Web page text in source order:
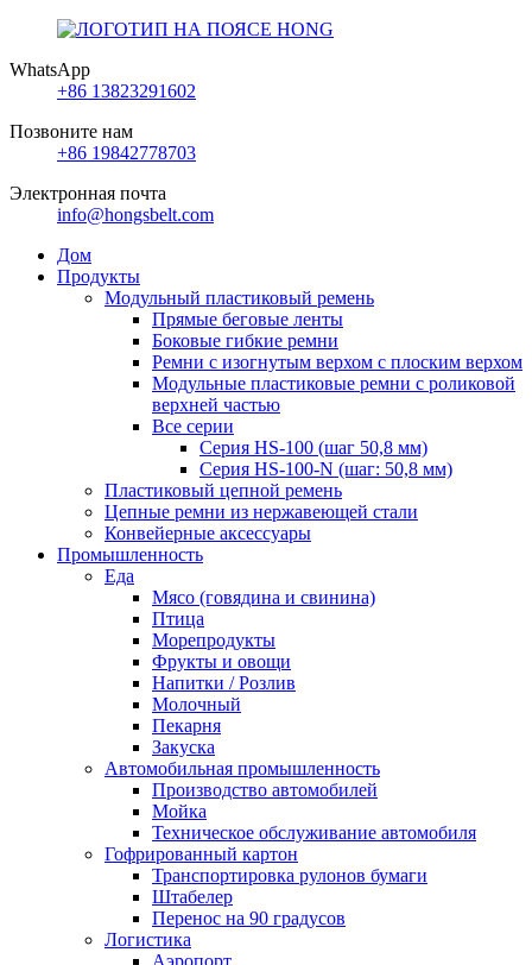
WhatsApp
+86 13823291602
Позвоните нам
+86 19842778703
Электронная почта
info@hongsbelt.com
Дом
Продукты
Модульный пластиковый ремень
Прямые беговые ленты
Боковые гибкие ремни
Ремни с изогнутым верхом с плоским верхом
Модульные пластиковые ремни с роликовой
верхней частью
Все серии
Серия HS-100 (шаг 50,8 мм)
Серия HS-100-N (шаг: 50,8 мм)
Пластиковый цепной ремень
Цепные ремни из нержавеющей стали
Конвейерные аксессуары
Промышленность
Еда
Мясо (говядина и свинина)
Птица
Морепродукты
Фрукты и овощи
Напитки / Розлив
Молочный
Пекарня
Закуска
Автомобильная промышленность
Производство автомобилей
Мойка
Техническое обслуживание автомобиля
Гофрированный картон
Транспортировка рулонов бумаги
Штабелер
Перенос на 90 градусов
Логистика
Аэропорт